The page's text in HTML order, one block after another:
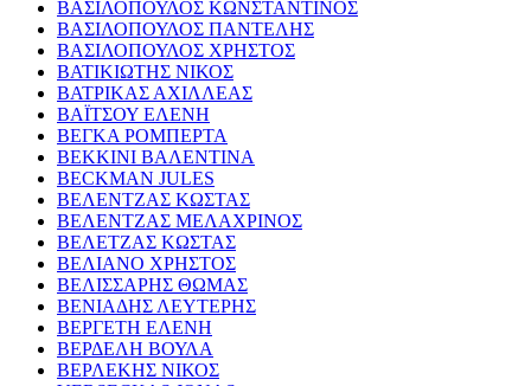
ΒΑΣΙΛΟΠΟΥΛΟΣ ΚΩΝΣΤΑΝΤΙΝΟΣ
ΒΑΣΙΛΟΠΟΥΛΟΣ ΠΑΝΤΕΛΗΣ
ΒΑΣΙΛΟΠΟΥΛΟΣ ΧΡΗΣΤΟΣ
ΒΑΤΙΚΙΩΤΗΣ ΝΙΚΟΣ
ΒΑΤΡΙΚΑΣ ΑΧΙΛΛΕΑΣ
ΒΑΪΤΣΟΥ ΕΛΕΝΗ
ΒΕΓΚΑ ΡΟΜΠΕΡΤΑ
ΒΕΚΚΙΝΙ ΒΑΛΕΝΤΙΝΑ
BECKMAN JULES
ΒΕΛΕΝΤΖΑΣ ΚΩΣΤΑΣ
ΒΕΛΕΝΤΖΑΣ ΜΕΛΑΧΡΙΝΟΣ
ΒΕΛΕΤΖΑΣ ΚΩΣΤΑΣ
ΒΕΛΙΑΝΟ ΧΡΗΣΤΟΣ
ΒΕΛΙΣΣΑΡΗΣ ΘΩΜΑΣ
ΒΕΝΙΑΔΗΣ ΛΕΥΤΕΡΗΣ
ΒΕΡΓΕΤΗ ΕΛΕΝΗ
ΒΕΡΔΕΛΗ ΒΟΥΛΑ
ΒΕΡΛΕΚΗΣ ΝΙΚΟΣ